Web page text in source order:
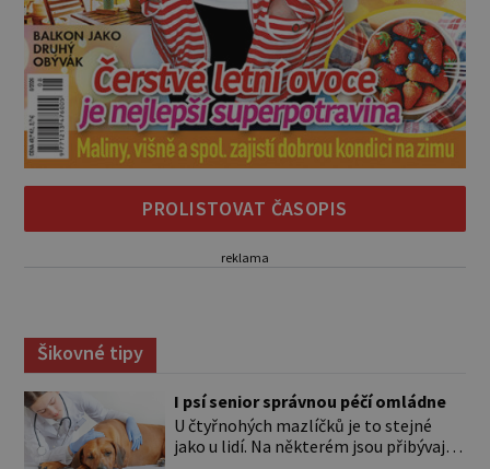
PROLISTOVAT ČASOPIS
reklama
Šikovné tipy
I psí senior správnou péčí omládne
U čtyřnohých mazlíčků je to stejné
jako u lidí. Na některém jsou přibývající